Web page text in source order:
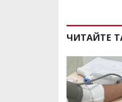
ЧИТАЙТЕ